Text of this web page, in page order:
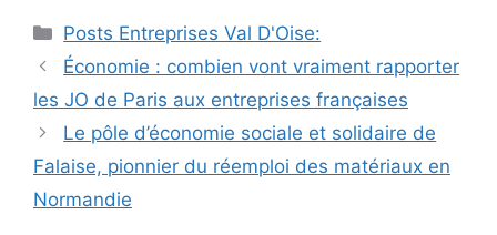
Catégories
Posts Entreprises Val D'Oise:
Navigation
des
Économie : combien vont vraiment rapporter
les JO de Paris aux entreprises françaises
Le pôle d’économie sociale et solidaire de
Falaise, pionnier du réemploi des matériaux en
Normandie